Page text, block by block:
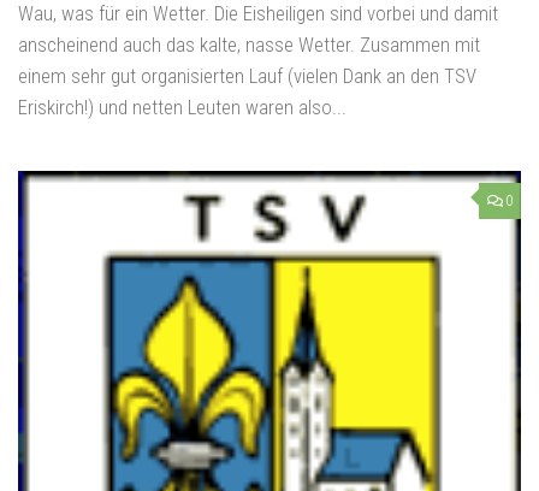
Wau, was für ein Wetter. Die Eisheiligen sind vorbei und damit
anscheinend auch das kalte, nasse Wetter. Zusammen mit
einem sehr gut organisierten Lauf (vielen Dank an den TSV
Eriskirch!) und netten Leuten waren also...
0